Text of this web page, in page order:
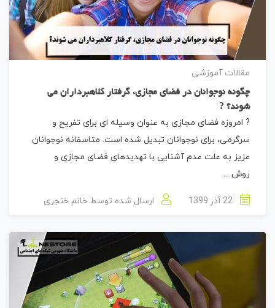
مقالات آموزشی
چگونه نوجوانان در فضای مجازی، گرفتار کلاهبرداران می
شوند؟ ?
? امروزه فضای مجازی به عنوان وسیله ای برای تفریح و
سرگرمی، برای نوجوانان تبدیل شده است. متاسفانه نوجوانان
عزیز به علت عدم آشنایی با تهدیدهای فضای مجازی و
روش…
ارسال شده توسط خانم خنجری